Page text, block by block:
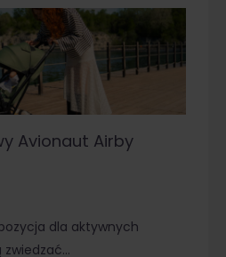
Avionaut Airby
dla aktywnych
zwiedzać…